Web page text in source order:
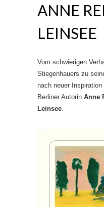
ANNE
LEINSEE
Vom schwierigen
Stiegenhauers zu
nach neuer
Berliner Autorin Anne
Leinsee